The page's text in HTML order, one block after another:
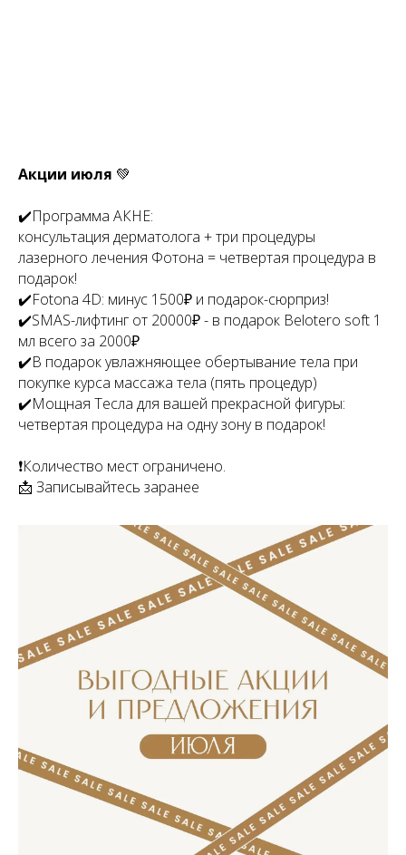
Акции июля 💚
✔️Программа АКНЕ:
консультация дерматолога + три процедуры
лазерного лечения Фотона = четвертая процедура в
подарок!
✔️Fotona 4D: минус 1500₽ и подарок-сюрприз!
✔️SMAS-лифтинг от 20000₽ - в подарок Belotero soft 1
мл всего за 2000₽
✔️В подарок увлажняющее обертывание тела при
покупке курса массажа тела (пять процедур)
✔️Мощная Тесла для вашей прекрасной фигуры:
четвертая процедура на одну зону в подарок!
❗️Количество мест ограничено.
📩 Записывайтесь заранее